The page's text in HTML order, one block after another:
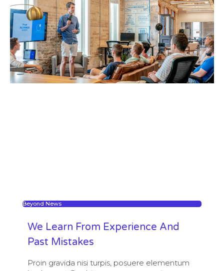
Beyond News
We Learn From Experience And
Past Mistakes
Proin gravida nisi turpis, posuere elementum